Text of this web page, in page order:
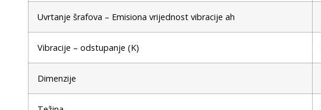
Uvrtanje šrafova – Emisiona vrijednost vibracije ah
Vibracije – odstupanje (K)
Dimenzije